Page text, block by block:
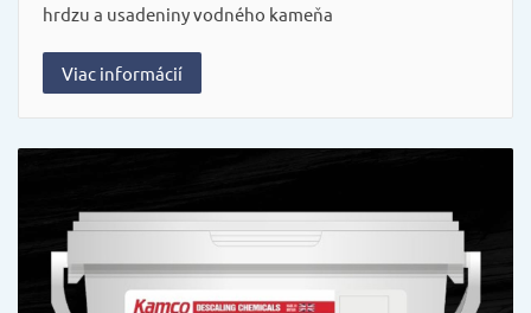
hrdzu a usadeniny vodného kameňa
Viac informácií